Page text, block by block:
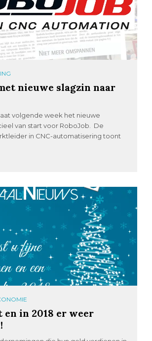
nieuwe slagzin naar
volgende week het nieuwe
van start voor RoboJob. De
in CNC-automatisering toont
en in 2018 er weer